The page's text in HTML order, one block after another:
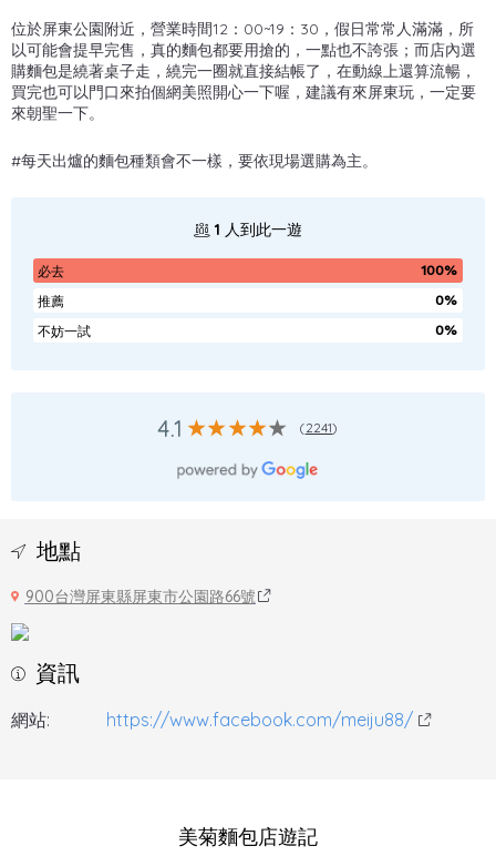
位於屏東公園附近，營業時間12：00~19：30，假日常常人滿滿，所
以可能會提早完售，真的麵包都要用搶的，一點也不誇張；而店內選
購麵包是繞著桌子走，繞完一圈就直接結帳了，在動線上還算流暢，
買完也可以門口來拍個網美照開心一下喔，建議有來屏東玩，一定要
來朝聖一下。
#每天出爐的麵包種類會不一樣，要依現場選購為主。
1 人到此一遊
必去
100%
推薦
0%
不妨一試
0%
4.1 (2241)
地點
900台灣屏東縣屏東市公園路66號
資訊
網站: https://www.facebook.com/meiju88/
美菊麵包店遊記